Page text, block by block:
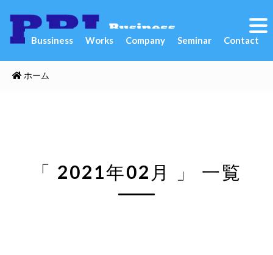
Bussiness Works Company Seminar Contact
ホーム
「 2021年02月 」 一覧